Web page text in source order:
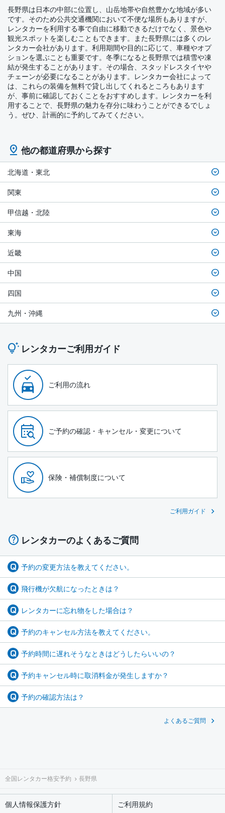
長野県は日本の中部に位置し、山岳地帯や自然豊かな地域が多い
です。そのため公共交通機関において不便な場所もありますが、
レンタカーを利用する事で自由に移動できるだけでなく、景色や
観光スポットを楽しむこともできます。また長野県には多くのレ
ンタカー会社があります。利用期間や目的に応じて、車種やオプ
ションを選ぶことも重要です。冬季になると長野県では積雪や凍
結が発生することがあります。その場合、スタッドレスタイヤや
チェーンが必要になることがあります。レンタカー会社によって
は、これらの装備を無料で貸し出してくれるところもあります
が、事前に確認しておくことをおすすめします。レンタカーを利
用することで、長野県の魅力を存分に味わうことができるでしょ
う。ぜひ、計画的に予約してみてください。
他の都道府県から探す
北海道・東北
関東
甲信越・北陸
東海
近畿
中国
四国
九州・沖縄
レンタカーご利用ガイド
ご利用の流れ
ご予約の確認・キャンセル・変更について
保険・補償制度について
ご利用ガイド
レンタカーのよくあるご質問
予約の変更方法を教えてください。
飛行機が欠航になったときは？
レンタカーに忘れ物をした場合は？
予約のキャンセル方法を教えてください。
予約時間に遅れそうなときはどうしたらいいの？
予約キャンセル時に取消料金が発生しますか？
予約の確認方法は？
よくあるご質問
全国レンタカー格安予約 長野県
個人情報保護方針 ご利用規約